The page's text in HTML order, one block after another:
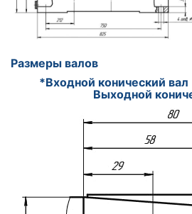
Размеры валов
*Входной
Выходной